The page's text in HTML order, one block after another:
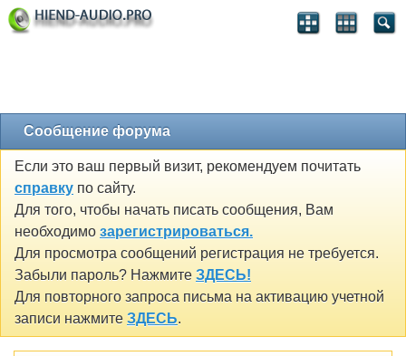
Сообщение форума
Если это ваш первый визит, рекомендуем почитать
справку по сайту.
Для того, чтобы начать писать сообщения, Вам
необходимо зарегистрироваться.
Для просмотра сообщений регистрация не требуется.
Забыли пароль? Нажмите ЗДЕСЬ!
Для повторного запроса письма на активацию учетной
записи нажмите ЗДЕСЬ.